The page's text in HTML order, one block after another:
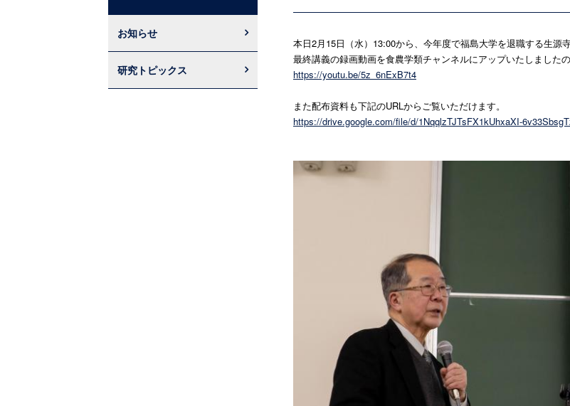
本日2月15日（水）13:00から、今年度で福島大学を退職する生源
最終講義の録画動画を食農学類チャンネルにアップいたしました
https://youtu.be/5z_6nExB7t4
また配布資料も下記のURLからご覧いただけます。
https://drive.google.com/file/d/1NqqlzTJTsFX1kUhxaXI-
お知らせ
研究トピックス